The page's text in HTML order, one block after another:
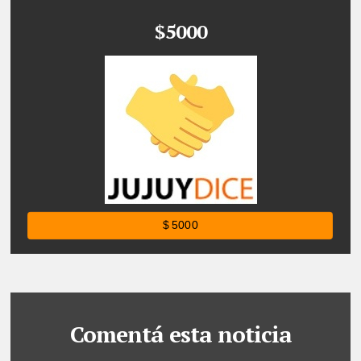
$5000
$ 5000
Comentá esta noticia